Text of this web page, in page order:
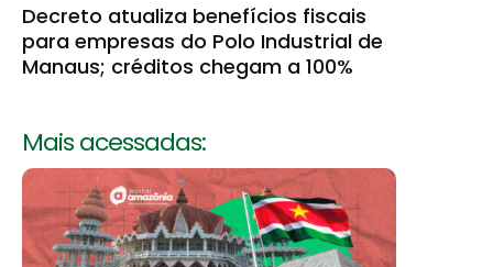
Decreto atualiza benefícios fiscais
para empresas do Polo Industrial de
Manaus; créditos chegam a 100%
Mais acessadas: